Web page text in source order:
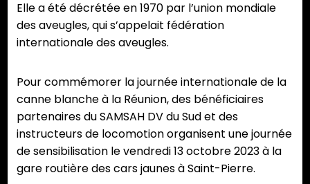
Elle a été décrétée en 1970 par l’union mondiale
des aveugles, qui s’appelait fédération
internationale des aveugles.
Pour commémorer la journée internationale de la
canne blanche à la Réunion, des bénéficiaires
partenaires du SAMSAH DV du Sud et des
instructeurs de locomotion organisent une journée
de sensibilisation le vendredi 13 octobre 2023 à la
gare routière des cars jaunes à Saint-Pierre.